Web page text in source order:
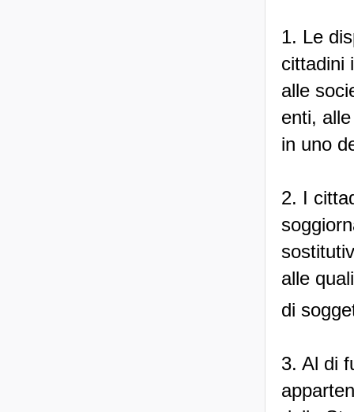
1. Le
cittadini
alle
enti,
in uno
2. I
alle
di
3. Al di